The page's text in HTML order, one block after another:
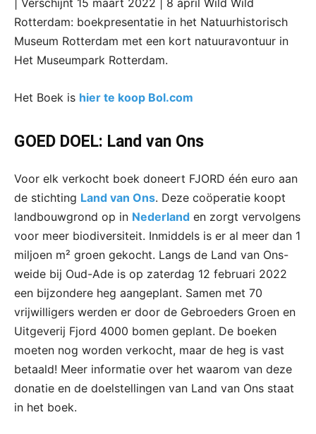
Rotterdam: boekpresentatie in het Natuurhistorisch
Museum Rotterdam met een kort natuuravontuur in
Het Museumpark Rotterdam.
Het Boek is hier te koop Bol.com
GOED DOEL: Land van Ons
Voor elk verkocht boek doneert FJORD één euro aan
de stichting Land van Ons. Deze coöperatie koopt
landbouwgrond op in Nederland en zorgt vervolgens
voor meer biodiversiteit. Inmiddels is er al meer dan 1
miljoen m² groen gekocht. Langs de Land van Ons-
weide bij Oud-Ade is op zaterdag 12 februari 2022
een bijzondere heg aangeplant. Samen met 70
vrijwilligers werden er door de Gebroeders Groen en
Uitgeverij Fjord 4000 bomen geplant. De boeken
moeten nog worden verkocht, maar de heg is vast
betaald! Meer informatie over het waarom van deze
donatie en de doelstellingen van Land van Ons staat
in het boek.